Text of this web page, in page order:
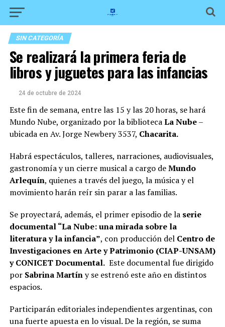
SIN CATEGORÍA
Se realizará la primera feria de
libros y juguetes para las infancias
24 de octubre de 2024
Este fin de semana, entre las 15 y las 20 horas, se hará
Mundo Nube, organizado por la bibliotecaLa Nube–
ubicada en Av. Jorge Newbery 3537, Chacarita.
Habrá espectáculos, talleres, narraciones, audiovisuales,
gastronomía y un cierre musical a cargo deMundo
Arlequín, quienes a través del juego, la música y el
movimiento harán reír sin parar a las familias.
Se proyectará, además, el primer episodio de la serie
documental “La Nube: una mirada sobre la
literatura y la infancia”, con producción del Centro de
Investigaciones en Arte y Patrimonio (CIAP-UNSAM)
y CONICET Documental.Este documental fue dirigido
porSabrina Martíny se estrenó este año en distintos
espacios.
Participarán editoriales independientes argentinas, con
una fuerte apuesta en lo visual. De la región, se suma